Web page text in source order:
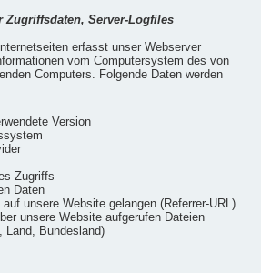
Zugriffsdaten, Server-Logfiles
erfasst unser Webserver
vom Computersystem des von
Computers. Folgende Daten werden
Version
Zugriffs
Daten
unsere Website gelangen (Referrer-URL)
unsere Website aufgerufen Dateien
Land, Bundesland)